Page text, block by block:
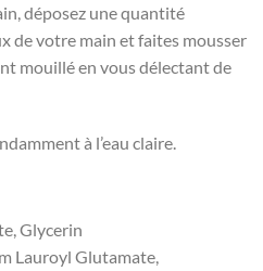
déposez une quantité
de votre main et faites mousser
mouillé en vous délectant de
à l’eau claire.
Glycerin
Lauroyl Glutamate,